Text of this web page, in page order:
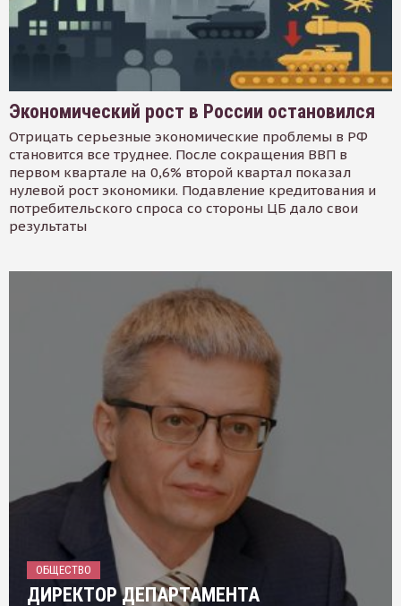
Экономический рост в России остановился
Отрицать серьезные экономические проблемы в РФ
становится все труднее. После сокращения ВВП в
первом квартале на 0,6% второй квартал показал
нулевой рост экономики. Подавление кредитования и
потребительского спроса со стороны ЦБ дало свои
результаты
ОБЩЕСТВО
ДИРЕКТОР ДЕПАРТАМЕНТА